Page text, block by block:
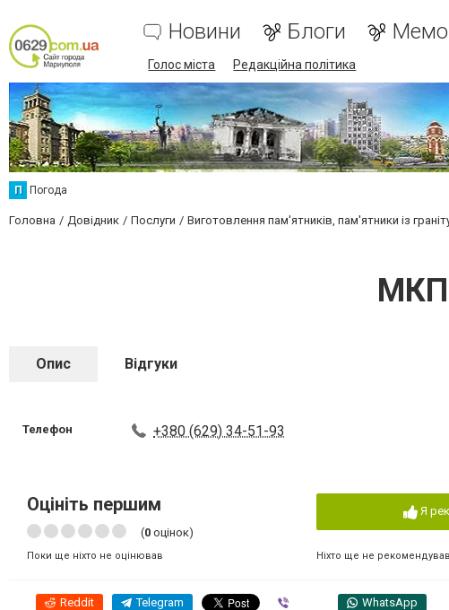
Новини Блоги
Голос міста Редакційна політика
П Погода
Головна Довідник Послуги Виготовлення пам'ятників, пам'ятники із
МКП
Опис Відгуки
Телефон +380 (629) 34-51-93
Оцініть першим
(0 оцінок)
Поки ще ніхто не оцінював
Я
Ніхто ще не рекомендував
Reddit Telegram WhatsApp